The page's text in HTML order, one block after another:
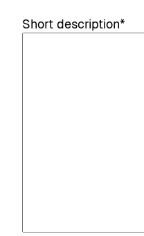
Short description*